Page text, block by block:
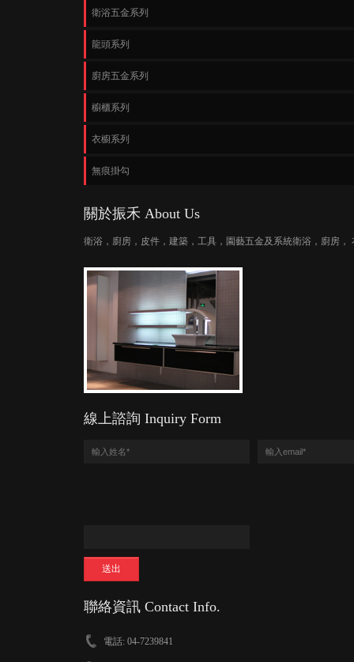
衛浴五金系列
龍頭系列
廚房五金系列
櫥櫃系列
衣櫥系列
無痕掛勾
關於振禾 About Us
衛浴，廚房，皮件，建築，工具，園藝五金及系統衛浴，廚房
線上諮詢 Inquiry Form
聯絡資訊 Contact Info.
電話: 04-7239841